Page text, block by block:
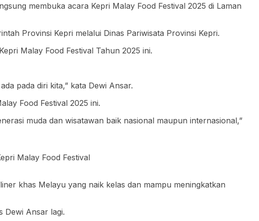
membuka acara Kepri Malay Food Festival 2025 di Laman
Provinsi Kepri melalui Dinas Pariwisata Provinsi Kepri.
Malay Food Festival Tahun 2025 ini.
pada diri kita,” kata Dewi Ansar.
Food Festival 2025 ini.
muda dan wisatawan baik nasional maupun internasional,”
Malay Food Festival
khas Melayu yang naik kelas dan mampu meningkatkan
Dewi Ansar lagi.